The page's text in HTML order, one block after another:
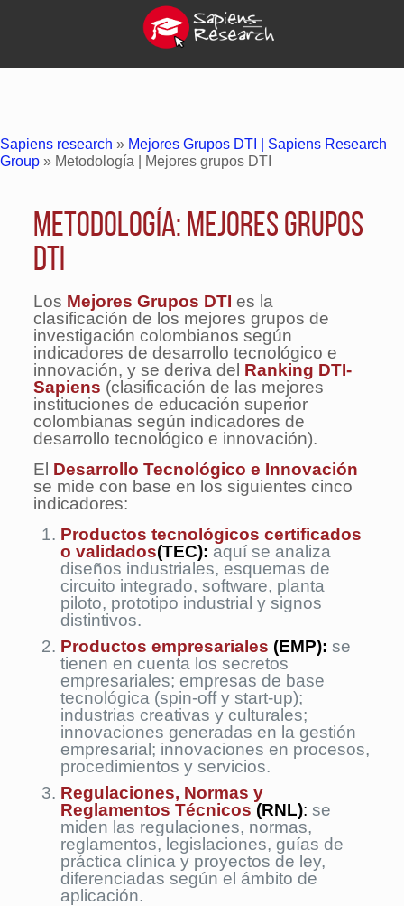
Sapiens research » Mejores Grupos DTI | Sapiens Research
Group » Metodología | Mejores grupos DTI
Metodología: Mejores Grupos
DTI
Los Mejores Grupos DTI es la
clasificación de los mejores grupos de
investigación colombianos según
indicadores de desarrollo tecnológico e
innovación, y se deriva del Ranking DTI-
Sapiens (clasificación de las mejores
instituciones de ​educación superior
colombianas según indicadores de
desarrollo tecnológico e innovación).
El Desarrollo Tecnológico e Innovación
se mide con base en los siguientes cinco
indicadores:
Productos tecnológicos certificados
o validados(TEC): aquí se analiza
diseños industriales, esquemas de
circuito integrado, software, planta
piloto, prototipo industrial y signos
distintivos.
Productos empresariales (EMP): se
tienen en cuenta los secretos
empresariales; empresas de base
tecnológica (spin-off y start-up);
industrias creativas y culturales;
innovaciones generadas en la gestión
empresarial; innovaciones en procesos,
procedimientos y servicios.
Regulaciones, Normas y
Reglamentos Técnicos (RNL): se
miden las regulaciones, normas,
reglamentos, legislaciones, guías de
práctica clínica y proyectos de ley,
diferenciadas según el ámbito de
aplicación.